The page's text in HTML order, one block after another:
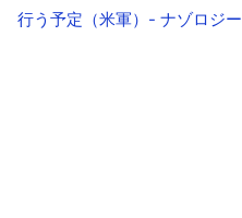
行う予定（米軍）- ナゾロジー